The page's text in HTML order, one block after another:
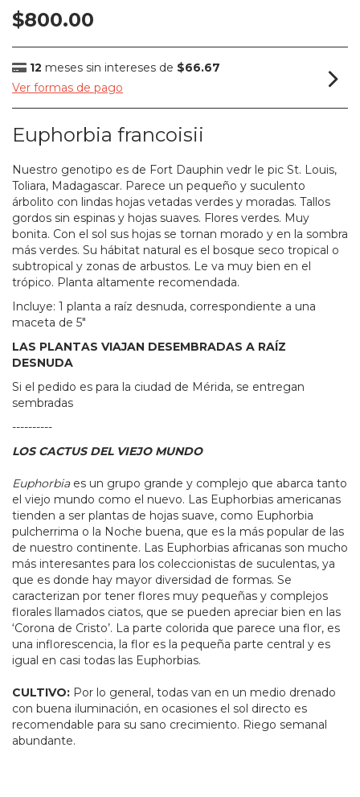
$800.00
12 meses sin intereses de $66.67
Ver formas de pago
Euphorbia francoisii
Nuestro genotipo es de Fort Dauphin vedr le pic St. Louis,
Toliara, Madagascar. Parece un pequeño y suculento
árbolito con lindas hojas vetadas verdes y moradas. Tallos
gordos sin espinas y hojas suaves. Flores verdes. Muy
bonita. Con el sol sus hojas se tornan morado y en la sombra
más verdes. Su hábitat natural es el bosque seco tropical o
subtropical y zonas de arbustos. Le va muy bien en el
trópico. Planta altamente recomendada.
Incluye: 1 planta a raíz desnuda, correspondiente a una
maceta de 5"
LAS PLANTAS VIAJAN DESEMBRADAS A RAÍZ
DESNUDA
Si el pedido es para la ciudad de Mérida, se entregan
sembradas
----------
LOS CACTUS DEL VIEJO MUNDO
Euphorbiaes un grupo grande y complejo que abarca tanto
el viejo mundo como el nuevo. Las Euphorbias americanas
tienden a ser plantas de hojas suave, como Euphorbia
pulcherrima o la Noche buena, que es la más popular de las
de nuestro continente. Las Euphorbias africanas son mucho
más interesantes para los coleccionistas de suculentas, ya
que es donde hay mayor diversidad de formas. Se
caracterizan por tener flores muy pequeñas y complejos
florales llamados ciatos, que se pueden apreciar bien en las
‘Corona de Cristo’. La parte colorida que parece una flor, es
una inflorescencia, la flor es la pequeña parte central y es
igual en casi todas las Euphorbias.
CULTIVO: Por lo general, todas van en un medio drenado
con buena iluminación, en ocasiones el sol directo es
recomendable para su sano crecimiento. Riego semanal
abundante.